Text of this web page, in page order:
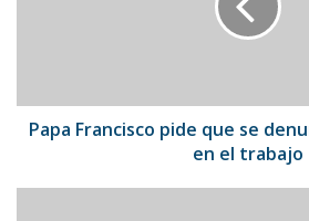
en
Papa Francisco pide que se
en el trabajo